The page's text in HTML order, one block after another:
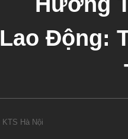
Lao Động:
KTS Hà Nội